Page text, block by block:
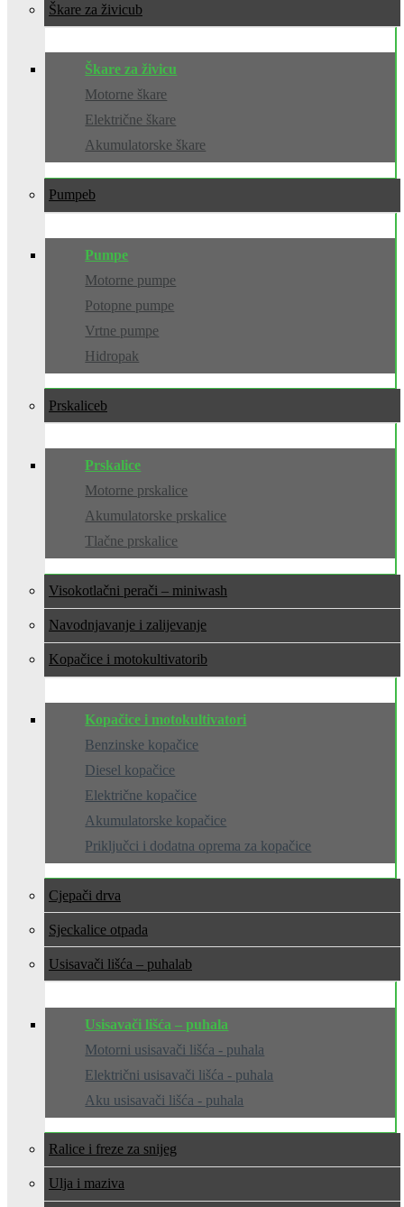
Škare za živicu
Škare za živicu
Motorne škare
Električne škare
Akumulatorske škare
Pumpe
Pumpe
Motorne pumpe
Potopne pumpe
Vrtne pumpe
Hidropak
Prskalice
Prskalice
Motorne prskalice
Akumulatorske prskalice
Tlačne prskalice
Visokotlačni perači – miniwash
Navodnjavanje i zalijevanje
Kopačice i motokultivatori
Kopačice i motokultivatori
Benzinske kopačice
Diesel kopačice
Električne kopačice
Akumulatorske kopačice
Priključci i dodatna oprema za kopačice
Cjepači drva
Sjeckalice otpada
Usisavači lišća – puhala
Usisavači lišća – puhala
Motorni usisavači lišća - puhala
Električni usisavači lišća - puhala
Aku usisavači lišća - puhala
Ralice i freze za snijeg
Ulja i maziva